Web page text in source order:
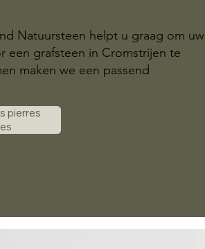
Natuursteen helpt u graag om uw
een grafsteen in Cromstrijen te
maken we een passend
pierres